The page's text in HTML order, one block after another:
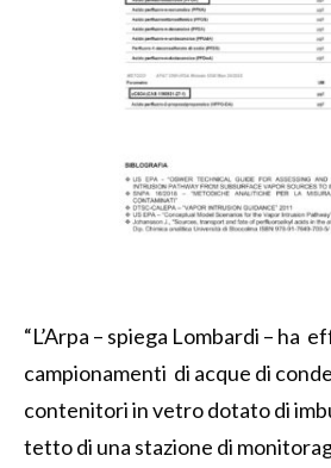
“L’Arpa – spiega Lombardi – ha
campionamenti di acque di
contenitori in vetro dotato di
tetto di una stazione di